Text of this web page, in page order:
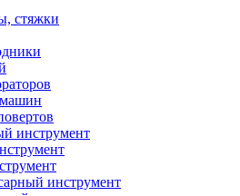
стяжки
инструмент
инструмент